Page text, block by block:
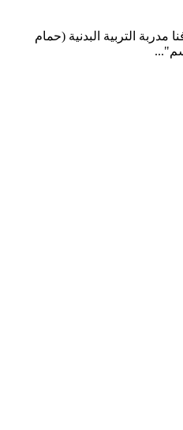
مدربة التربية البدنية (حمام